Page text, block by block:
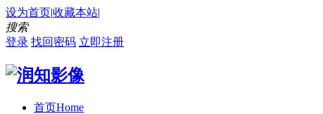
设为首页|收藏本站|
搜索
登录 找回密码 立即注册
首页Home